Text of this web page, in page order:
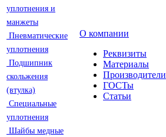
уплотнения и
манжеты
Пневматические
уплотнения
Подшипник
скольжения
(втулка)
Специальные
уплотнения
Шайбы медные
О компании
Реквизиты
Материалы
Производители
ГОСТы
Статьи